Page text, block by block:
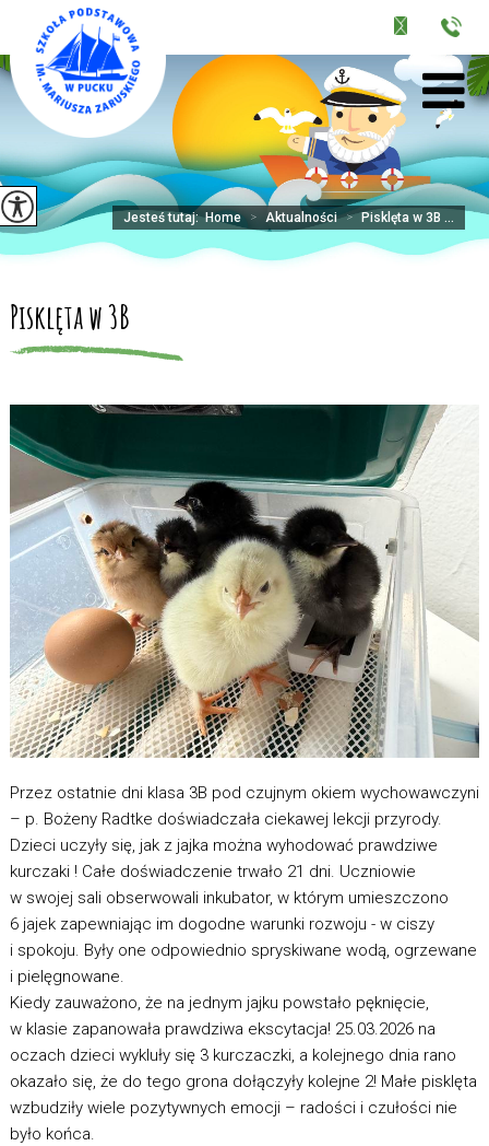
Jesteś tutaj:Home > Aktualności > Pisklęta w 3B ...
Pisklęta w 3B
Przez ostatnie dni klasa 3B pod czujnym okiem wychowawczyni
– p. Bożeny Radtke doświadczała ciekawej lekcji przyrody.
Dzieci uczyły się, jak z jajka można wyhodować prawdziwe
kurczaki ! Całe doświadczenie trwało 21 dni. Uczniowie
w swojej sali obserwowali inkubator, w którym umieszczono
6 jajek zapewniając im dogodne warunki rozwoju - w ciszy
i spokoju. Były one odpowiednio spryskiwane wodą, ogrzewane
i pielęgnowane.
Kiedy zauważono, że na jednym jajku powstało pęknięcie,
w klasie zapanowała prawdziwa ekscytacja! 25.03.2026 na
oczach dzieci wykluły się 3 kurczaczki, a kolejnego dnia rano
okazało się, że do tego grona dołączyły kolejne 2! Małe pisklęta
wzbudziły wiele pozytywnych emocji – radości i czułości nie
było końca.